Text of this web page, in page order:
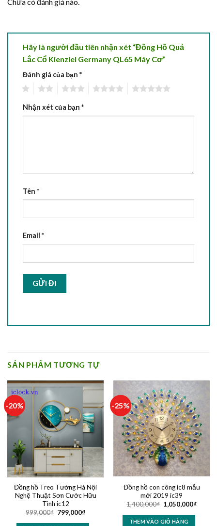
Hãy là người đầu tiên nhận xét “Đồng Hồ Quả
Lắc Cổ Kienziel Germany QL65 Máy Cơ”
Đánh giá của bạn *
Nhận xét của bạn *
Tên *
Email *
SẢN PHẨM TƯƠNG TỰ
-20%
Đồng hồ Treo Tường Hà Nội
Nghệ Thuật Sơn Cước Hữu
Tình ic12
999,000₫ 799,000₫
-25%
Đồng hồ con công ic8 mẫu
mới 2019 ic39
1,400,000₫ 1,050,000₫
THÊM VÀO GIỎ HÀNG